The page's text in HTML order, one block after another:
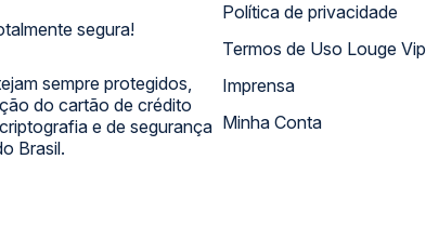
segura!
sempre protegidos,
do cartão de crédito
e de segurança
Brasil.
Política de privacidade
Termos de Uso Louge Vip
Imprensa
Minha Conta